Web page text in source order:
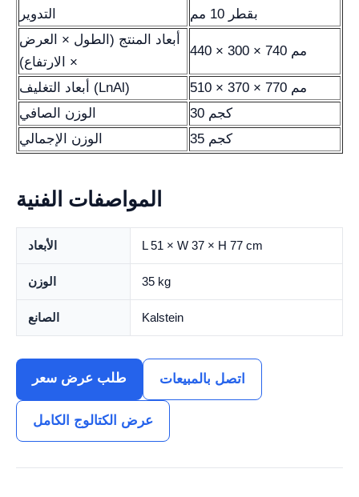
التدوير
بقطر 10 مم
أبعاد المنتج (الطول × العرض
× الارتفاع)
440 × 300 × 740 مم
أبعاد التغليف (LnAl)
510 × 370 × 770 مم
الوزن الصافي
30 كجم
الوزن الإجمالي
35 كجم
المواصفات الفنية
الأبعاد L 51 × W 37 × H 77 cm
الوزن 35 kg
الصانع Kalstein
طلب عرض سعر اتصل بالمبيعات
عرض الكتالوج الكامل